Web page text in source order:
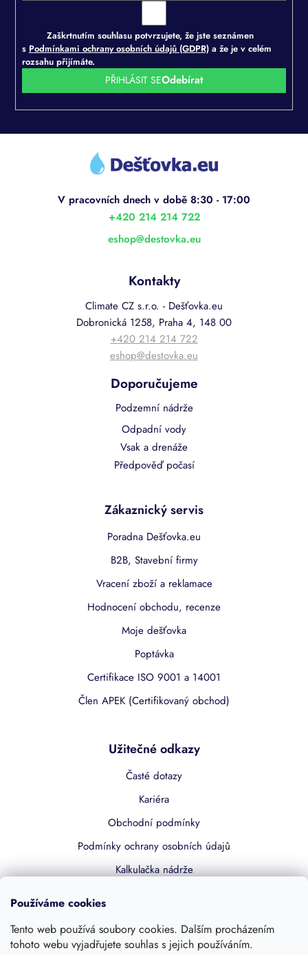
Používáme cookies
Tento web používá soubory cookies. Dalším procházením
tohoto webu vyjadřujete souhlas s jejich používáním.
Zaškrtnutím souhlasu potvrzujete, že jste seznámen
s Podmínkami ochrany osobních údajů (GDPR)a že je v celém
rozsahu přijímáte.
PŘIHLÁSIT SE
Z
eshop@destovka.eu
+420 214 214 722
Kontakty
Climate CZ s.r.o. - Dešťovka.eu
Dobronická 1258, Praha 4, 148 00
+420 214 214 722
eshop@destovka.eu
Doporučujeme
Podzemní nádrže
Odpadní vody
Vsak a drenáže
Předpověď počasí
Zákaznický servis
Poradna Dešťovka.eu
B2B, Stavební firmy
Vracení zboží a reklamace
Hodnocení obchodu, recenze
Moje dešťovka
Poptávka
Certifikace ISO 9001 a 14001
Člen APEK (Certifikovaný obchod)
Užitečné odkazy
Časté dotazy
Kariéra
Obchodní podmínky
Podmínky ochrany osobních údajů
Kalkulačka nádrže
Kontakty